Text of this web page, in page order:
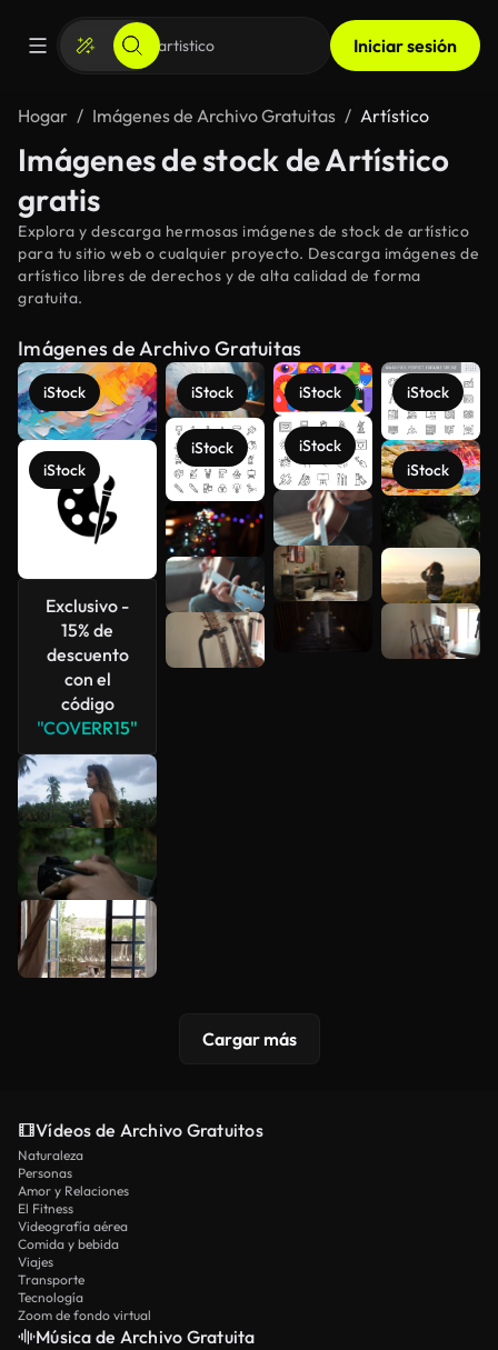
Iniciar sesión
Hogar Imágenes de Archivo Gratuitas Artístico
Imágenes de stock de Artístico
gratis
Explora y descarga hermosas imágenes de stock de artístico
para tu sitio web o cualquier proyecto. Descarga imágenes de
artístico libres de derechos y de alta calidad de forma
gratuita.
Imágenes de Archivo Gratuitas
iStock
iStock
Exclusivo -
15% de
descuento
con el
código
"COVERR15"
iStock
iStock
iStock
iStock
iStock
iStock
Ver más
Cargar más
Vídeos de Archivo Gratuitos
Naturaleza
Personas
Amor y Relaciones
El Fitness
Videografía aérea
Comida y bebida
Viajes
Transporte
Tecnología
Zoom de fondo virtual
Música de Archivo Gratuita